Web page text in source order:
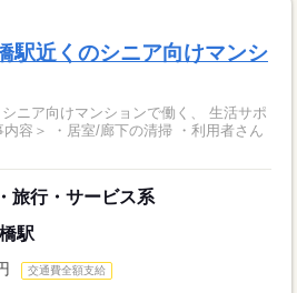
駅近くのシニア向けマンシ
旅行・サービス系
駅
交通費全額支給